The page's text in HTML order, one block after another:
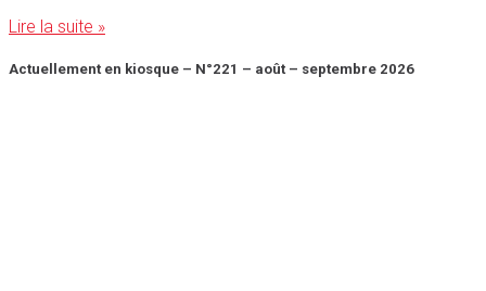
Lire la suite »
Actuellement en kiosque – N°221 – août – septembre 2026